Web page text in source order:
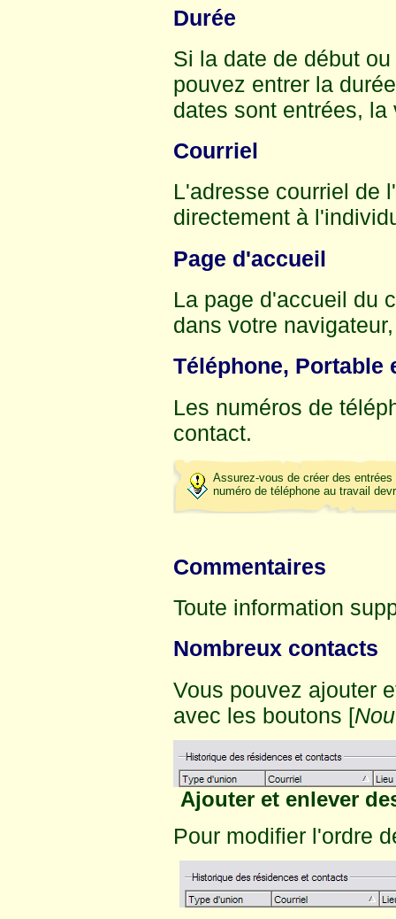
Durée
Si la date de début
pouvez entrer la
dates sont entrées,
Courriel
L'adresse courriel de
directement à
Page d'accueil
La page d'accueil du
dans votre
Téléphone, Portable
Les numéros de
contact.
Assurez-vous de créer des
numéro de téléphone au travail
Commentaires
Toute information
Nombreux contacts
Vous pouvez ajouter
avec les boutons [
Ajouter et enlever
Pour modifier l'ordre